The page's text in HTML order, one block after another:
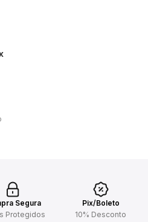
Segura
Protegidos
Pix/Boleto
10% Desconto